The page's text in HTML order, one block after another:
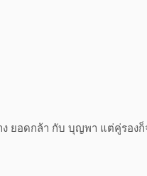
ยอดกล้า กับ บุญพา แต่คู่รอง